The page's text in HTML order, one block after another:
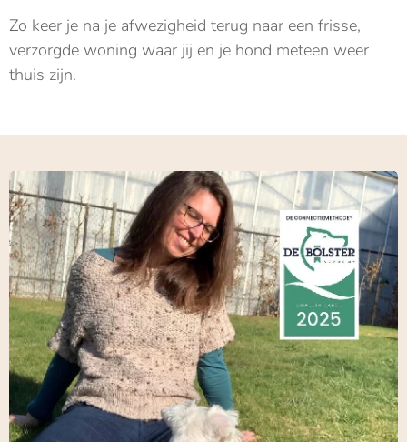
Zo keer je na je afwezigheid terug naar een frisse,
verzorgde woning waar jij en je hond meteen weer
thuis zijn.